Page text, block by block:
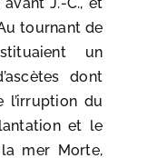
tournant de
un
dont
l’irruption du
et le
mer Morte,